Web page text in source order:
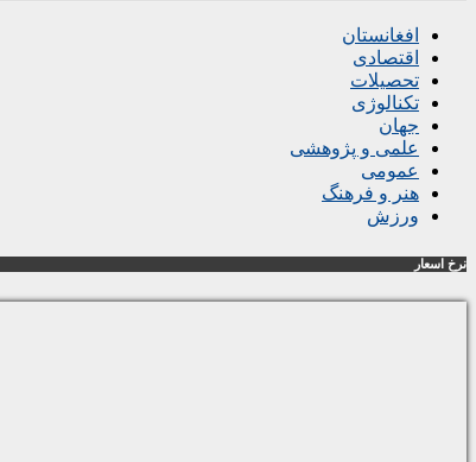
افغانستان
اقتصادی
تحصیلات
تکنالوژی
جهان
علمی و پژوهشی
عمومی
هنر و فرهنگ
ورزش
نرخ اسعار